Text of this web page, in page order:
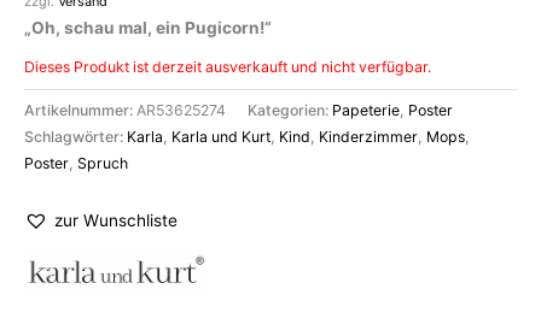
„Oh, schau mal, ein Pugicorn!“
Dieses Produkt ist derzeit ausverkauft und nicht verfügbar.
Artikelnummer: AR53625274 Kategorien: Papeterie, Poster
Schlagwörter: Karla, Karla und Kurt, Kind, Kinderzimmer, Mops,
Poster, Spruch
zur Wunschliste